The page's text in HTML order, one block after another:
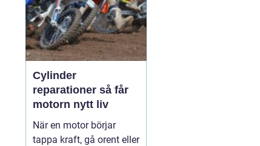
Cylinder
reparationer så får
motorn nytt liv
När en motor börjar
tappa kraft, gå orent eller